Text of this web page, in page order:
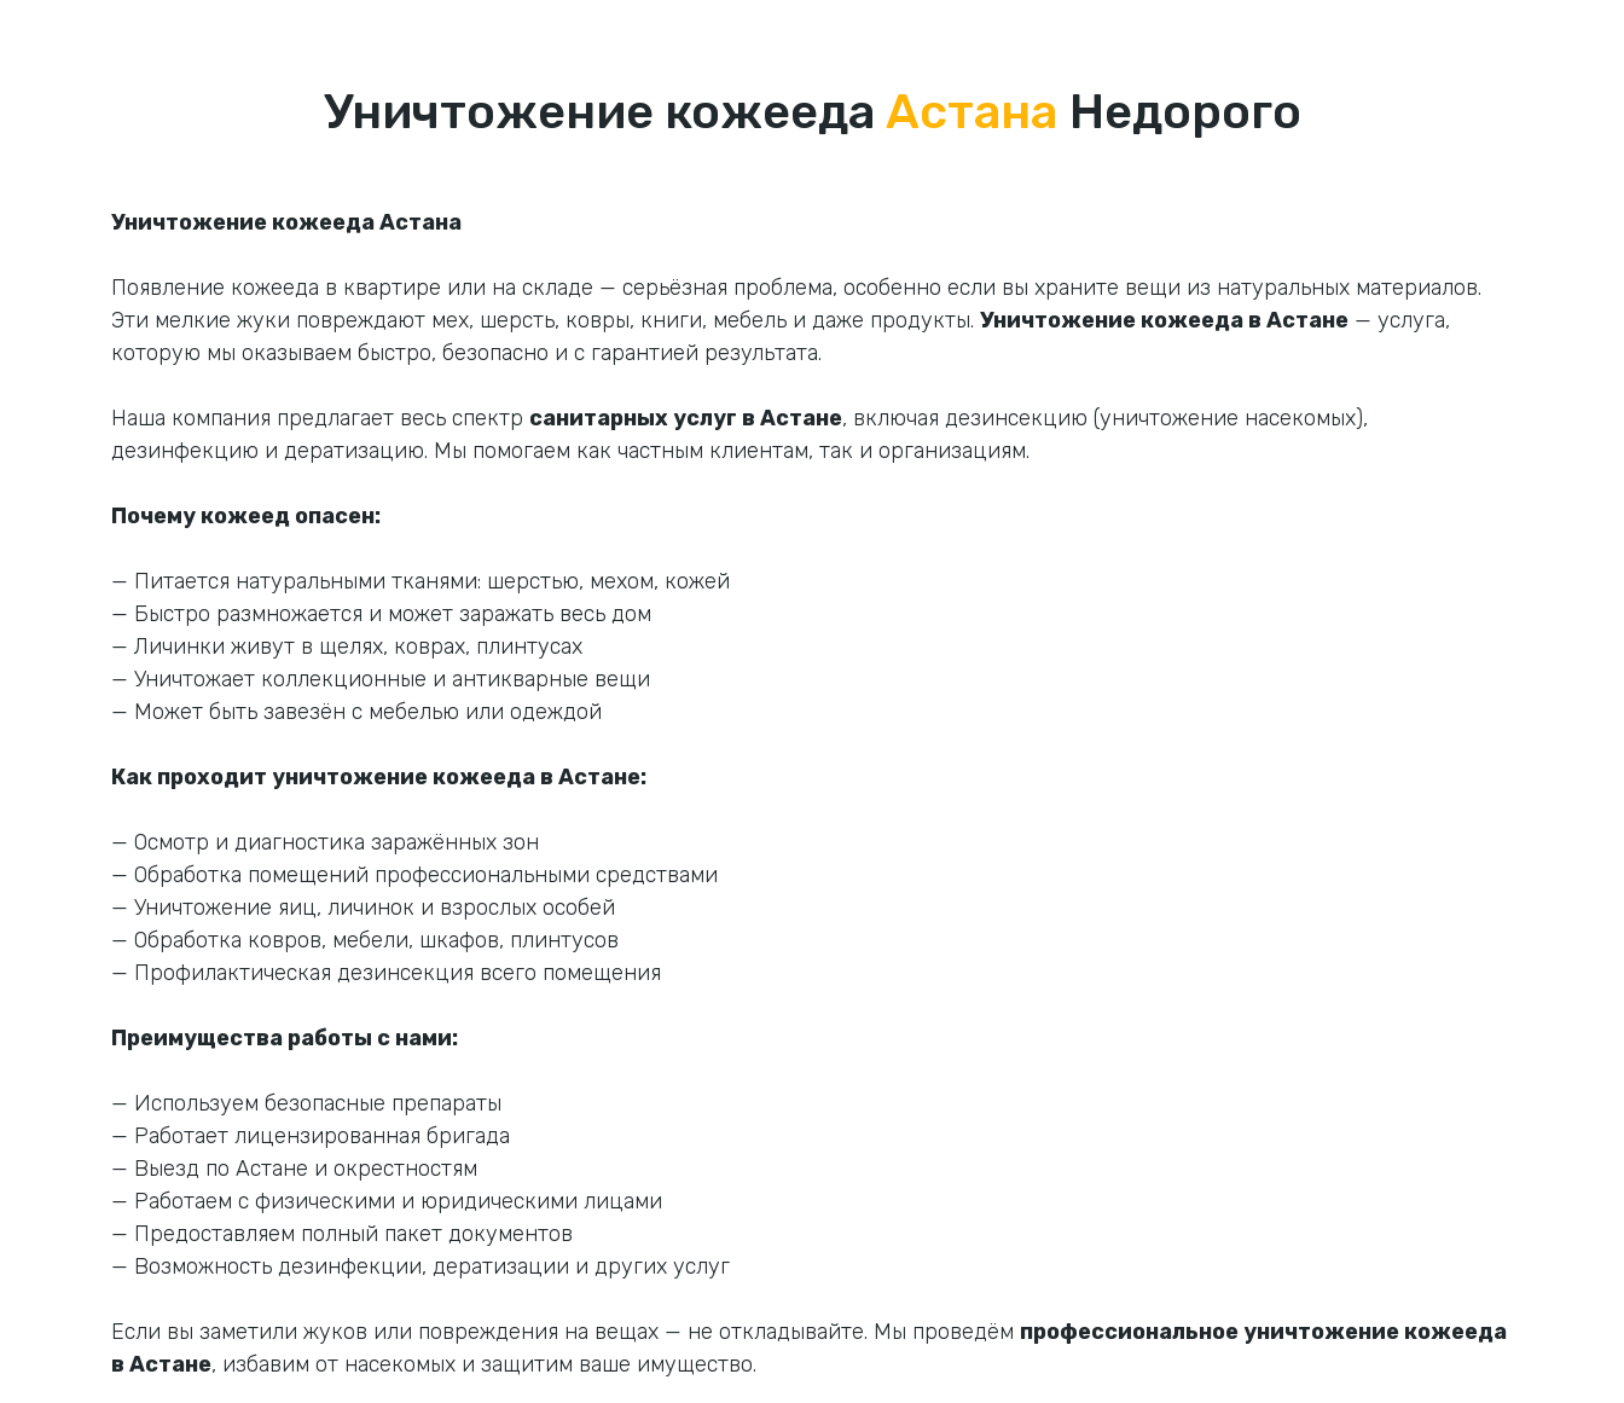
Уничтожение кожееда Астана Недорого
Уничтожение кожееда Астана
Появление кожееда в квартире или на складе — серьёзная проблема, особенно если вы храните вещи из натуральных материалов.
Эти мелкие жуки повреждают мех, шерсть, ковры, книги, мебель и даже продукты. Уничтожение кожееда в Астане — услуга,
которую мы оказываем быстро, безопасно и с гарантией результата.
Наша компания предлагает весь спектр санитарных услуг в Астане, включая дезинсекцию (уничтожение насекомых),
дезинфекцию и дератизацию. Мы помогаем как частным клиентам, так и организациям.
Почему кожеед опасен:
— Питается натуральными тканями: шерстью, мехом, кожей
— Быстро размножается и может заражать весь дом
— Личинки живут в щелях, коврах, плинтусах
— Уничтожает коллекционные и антикварные вещи
— Может быть завезён с мебелью или одеждой
Как проходит уничтожение кожееда в Астане:
— Осмотр и диагностика заражённых зон
— Обработка помещений профессиональными средствами
— Уничтожение яиц, личинок и взрослых особей
— Обработка ковров, мебели, шкафов, плинтусов
— Профилактическая дезинсекция всего помещения
Преимущества работы с нами:
— Используем безопасные препараты
— Работает лицензированная бригада
— Выезд по Астане и окрестностям
— Работаем с физическими и юридическими лицами
— Предоставляем полный пакет документов
— Возможность дезинфекции, дератизации и других услуг
Если вы заметили жуков или повреждения на вещах — не откладывайте. Мы проведём профессиональное уничтожение кожееда
в Астане, избавим от насекомых и защитим ваше имущество.